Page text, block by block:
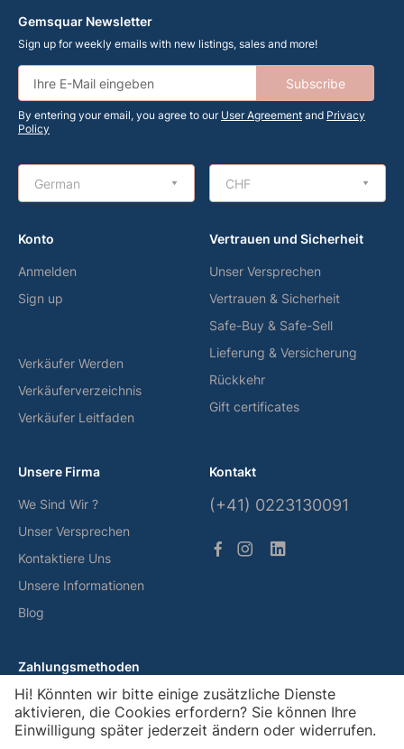
Gemsquar Newsletter
Sign up for weekly emails with new listings, sales and more!
Subscribe
By entering your email, you agree to our User Agreement and Privacy
Policy
German CHF
Konto
Anmelden
Sign up
Verkäufer Werden
Verkäuferverzeichnis
Verkäufer Leitfaden
Vertrauen und Sicherheit
Unser Versprechen
Vertrauen & Sicherheit
Safe-Buy & Safe-Sell
Lieferung & Versicherung
Rückkehr
Gift certificates
Unsere Firma
We Sind Wir ?
Unser Versprechen
Kontaktiere Uns
Unsere Informationen
Blog
Kontakt
(+41) 0223130091
Zahlungsmethoden
Hi! Könnten wir bitte einige zusätzliche Dienste
aktivieren, die Cookies erfordern? Sie können Ihre
Einwilligung später jederzeit ändern oder widerrufen.